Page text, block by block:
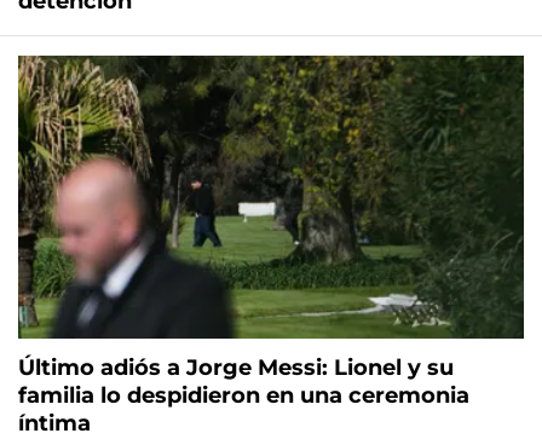
Último adiós a Jorge Messi: Lionel y su
familia lo despidieron en una ceremonia
íntima